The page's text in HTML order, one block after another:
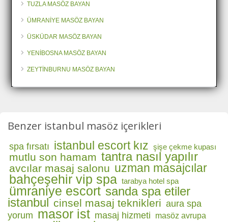
TUZLA MASÖZ BAYAN
ÜMRANİYE MASÖZ BAYAN
ÜSKÜDAR MASÖZ BAYAN
YENİBOSNA MASÖZ BAYAN
ZEYTİNBURNU MASÖZ BAYAN
Benzer istanbul masöz içerikleri
spa fırsatı istanbul escort kız şişe çekme kupası
mutlu son hamam tantra nasıl yapılır
avcılar masaj salonu uzman masajcılar
bahçeşehir vip spa tarabya hotel spa
ümraniye escort sanda spa etiler
istanbul cinsel masaj teknikleri aura spa
yorum masor ist masaj hizmeti masöz avrupa